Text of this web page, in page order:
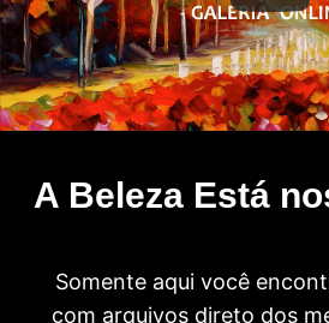
A Beleza Está
Somente aqui você
com arquivos direto dos